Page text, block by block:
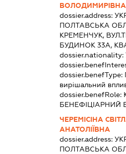
ВОЛОДИМИРІВНА
dossier.address:
ПОЛТАВСЬКА
КРЕМЕНЧУК,
БУДИНОК 33А,
dossier.nationality:
dossier.benefType:
вирішальний
dossier.benefRole:
БЕНЕФІЦІАРНИЙ
ЧЕРЕМІСІНА
АНАТОЛІЇВНА
dossier.address:
ПОЛТАВСЬКА